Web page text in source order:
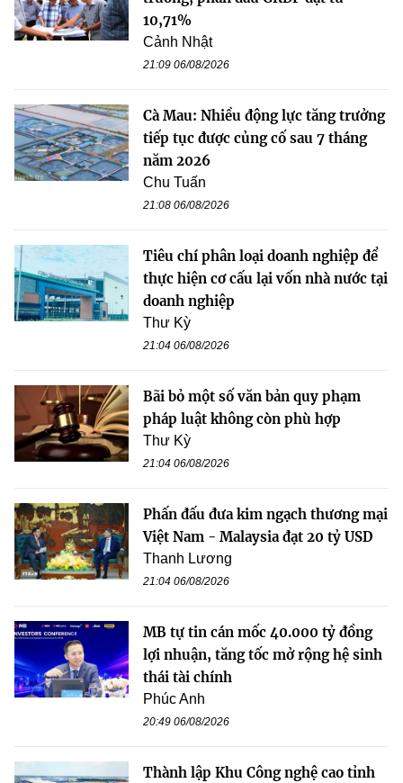
10,71%
Cảnh Nhật
21:09 06/08/2026
Cà Mau: Nhiều động lực tăng trưởng
tiếp tục được củng cố sau 7 tháng
năm 2026
Chu Tuấn
21:08 06/08/2026
Tiêu chí phân loại doanh nghiệp để
thực hiện cơ cấu lại vốn nhà nước tại
doanh nghiệp
Thư Kỳ
21:04 06/08/2026
Bãi bỏ một số văn bản quy phạm
pháp luật không còn phù hợp
Thư Kỳ
21:04 06/08/2026
Phấn đấu đưa kim ngạch thương mại
Việt Nam - Malaysia đạt 20 tỷ USD
Thanh Lương
21:04 06/08/2026
MB tự tin cán mốc 40.000 tỷ đồng
lợi nhuận, tăng tốc mở rộng hệ sinh
thái tài chính
Phúc Anh
20:49 06/08/2026
Thành lập Khu Công nghệ cao tỉnh